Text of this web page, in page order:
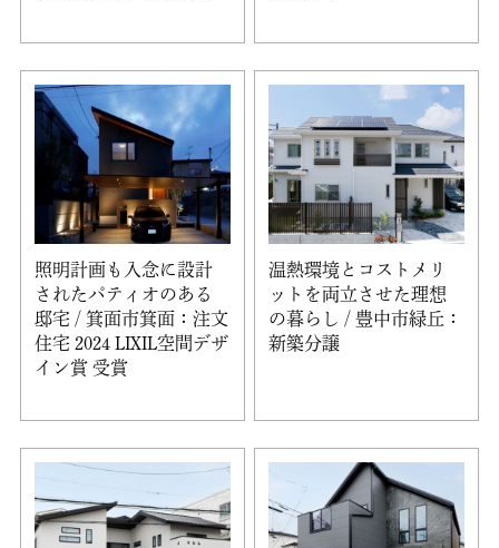
照明計画も入念に設計
されたパティオのある
邸宅 / 箕面市箕面：注文
住宅 2024 LIXIL空間デザ
イン賞 受賞
温熱環境とコストメリ
ットを両立させた理想
の暮らし / 豊中市緑丘：
新築分譲